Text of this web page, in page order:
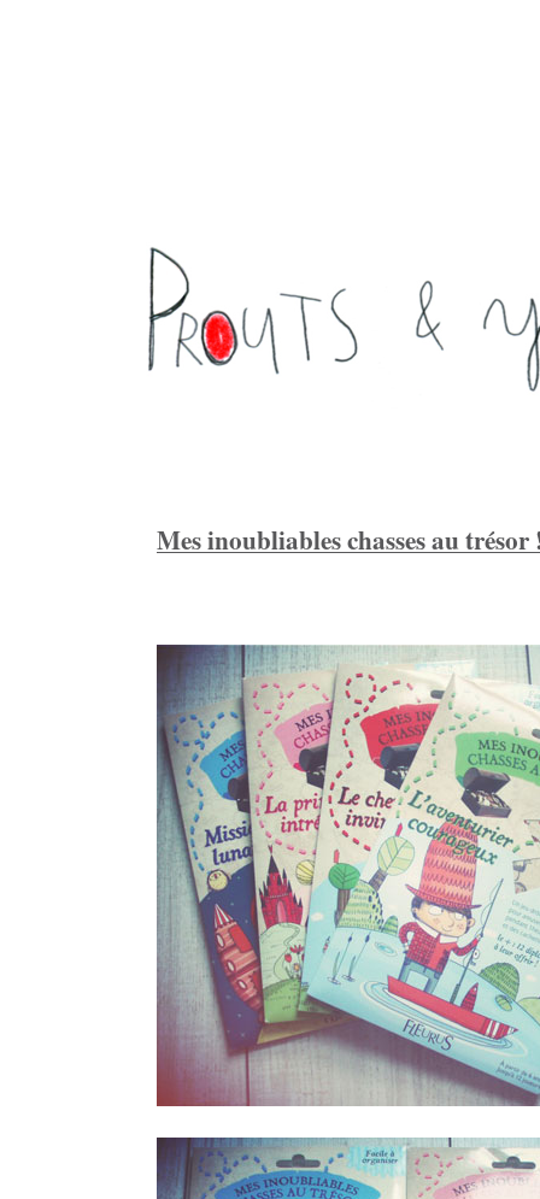
Mes inoubliables chasses au trésor